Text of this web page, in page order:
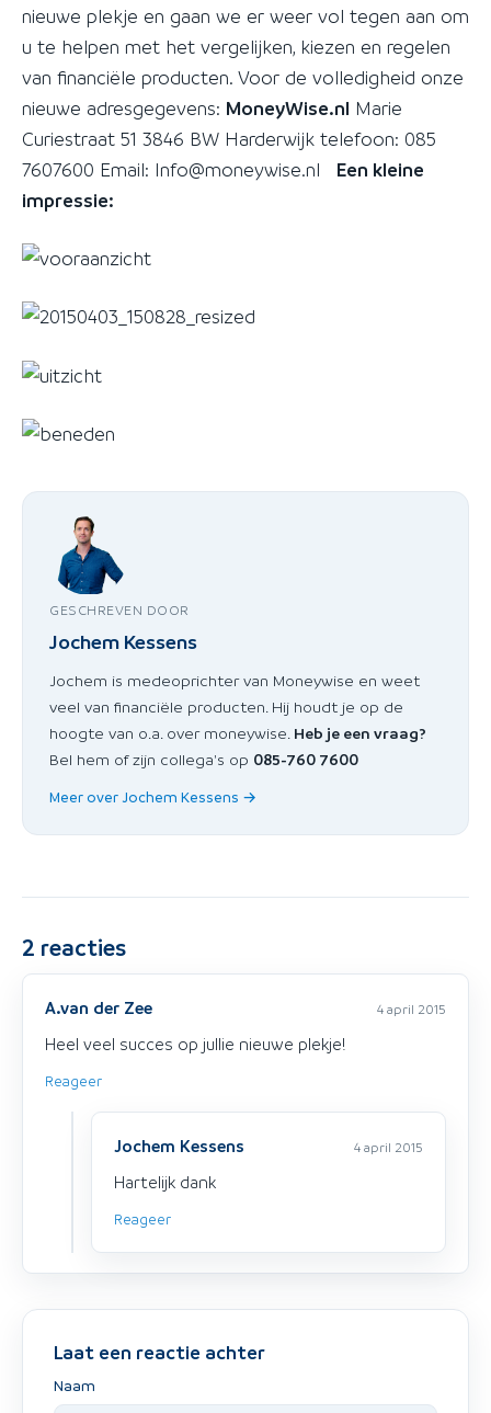
nieuwe plekje en gaan we er weer vol tegen aan om
u te helpen met het vergelijken, kiezen en regelen
van financiële producten. Voor de volledigheid onze
nieuwe adresgegevens: MoneyWise.nl Marie
Curiestraat 51 3846 BW Harderwijk telefoon: 085
7607600 Email: Info@moneywise.nl Een kleine
impressie:
GESCHREVEN DOOR
Jochem Kessens
Jochem is medeoprichter van Moneywise en weet
veel van financiële producten. Hij houdt je op de
hoogte van o.a. over moneywise. Heb je een vraag?
Bel hem of zijn collega's op 085-760 7600
Meer over Jochem Kessens →
2 reacties
A.van der Zee 4 april 2015
Heel veel succes op jullie nieuwe plekje!
Reageer
Jochem Kessens 4 april 2015
Hartelijk dank
Reageer
Laat een reactie achter
Naam